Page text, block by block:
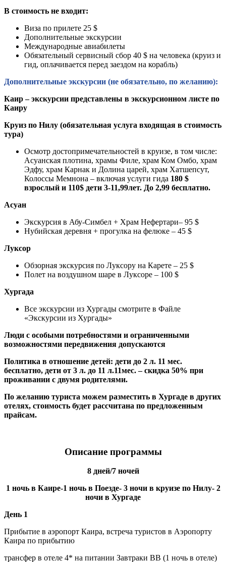
В стоимость не входит:
Виза по прилете 25 $
Дополнительные экскурсии
Международные авиабилеты
Обязательный сервисный сбор 40 $ на человека (круиз и
гид, оплачивается перед заездом на корабль)
Дополнительные экскурсии (не обязательно, по желанию):
Каир – экскурсии представлены в экскурсионном листе по
Каиру
Круиз по Нилу (обязательная услуга входящая в стоимость
тура)
Осмотр достопримечательностей в круизе, в том числе:
Асуанская плотина, храмы Филе, храм Ком Омбо, храм
Эдфу, храм Карнак и Долина царей, храм Хатшепсут,
Колоссы Мемнона – включая услуги гида 180 $
взрослый и 110$ дети 3-11,99лет. До 2,99 бесплатно.
Асуан
Экскурсия в Абу-Симбел + Храм Нефертари– 95 $
Нубийская деревня + прогулка на фелюке – 45 $
Луксор
Обзорная экскурсия по Луксору на Карете – 25 $
Полет на воздушном шаре в Луксоре – 100 $
Хургада
Все экскурсии из Хургады смотрите в Файле
«Экскурсии из Хургады»
Люди с особыми потребностями и ограниченными
возможностями передвижения допускаются
Политика в отношение детей: дети до 2 л. 11 мес.
бесплатно, дети от 3 л. до 11 л.11мес. – скидка 50% при
проживании с двумя родителями.
По желанию туриста можем разместить в Хургаде в других
отелях, стоимость будет рассчитана по предложенным
прайсам.
Описание программы
8 дней/7 ночей
1 ночь в Каире-1 ночь в Поезде- 3 ночи в круизе по Нилу- 2
ночи в Хургаде
День 1
Прибытие в аэропорт Каира, встреча туристов в Аэропорту
Каира по прибытию
трансфер в отеле 4* на питании Завтраки BB (1 ночь в отеле)